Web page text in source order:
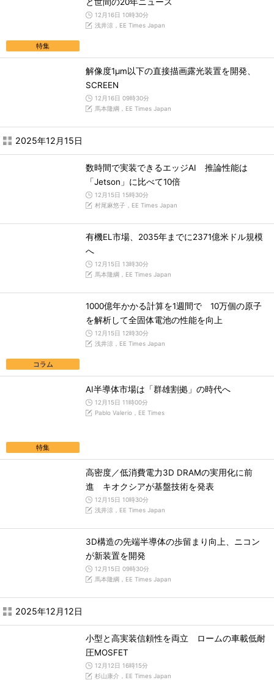
特集
12月16日 10時30分
浅井涼，EE Times Japan
解像度1μm以下の直接描画露光装置を開発、
SCREEN
12月16日 09時30分
馬本隆綱，EE Times Japan
2025年12月15日
数時間で実装できるエッジAI 推論性能は
「Jetson」に比べて10倍
12月15日 15時30分
村尾麻悠子，EE Times Japan
有機EL市場、2035年までに2371億米ドル規模
へ
12月15日 13時30分
馬本隆綱，EE Times Japan
コラム
1000億年かかる計算を1週間で 10万個の原子
を解析して全固体電池の性能を向上
12月15日 12時30分
浅井涼，EE Times Japan
特集
AI半導体市場は「群雄割拠」の時代へ
12月15日 11時00分
Pablo Valerio，EE Times
高密度／低消費電力3D DRAMの実用化に前
進 キオクシアが基盤技術を発表
12月15日 10時30分
浅井涼，EE Times Japan
3D構造の先端半導体の歩留まり向上、ニコン
が新装置を開発
12月15日 09時30分
馬本隆綱，EE Times Japan
2025年12月12日
小型と高実装信頼性を両立 ロームの車載低耐
圧MOSFET
12月12日 16時15分
杉山康介，EE Times Japan